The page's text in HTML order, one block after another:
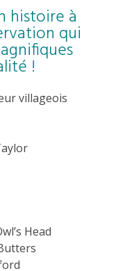
histoire à
qui
!
villageois
Head